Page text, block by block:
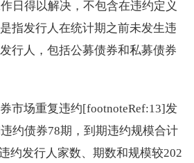
日得以解决，不包含在违约定义
指发行人在统计期之前未发生违
行人，包括公募债券和私募债券
市场重复违约[footnoteRef:13]发
约债券78期，到期违约规模合计
约发行人家数、期数和规模较202